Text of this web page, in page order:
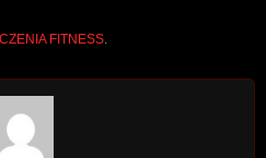
FITNESS